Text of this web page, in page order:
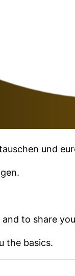
und
to share
the basics.